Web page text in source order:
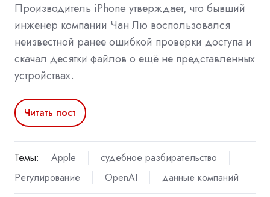
Производитель iPhone утверждает, что бывший
инженер компании Чан Лю воспользовался
неизвестной ранее ошибкой проверки доступа и
скачал десятки файлов о ещё не представленных
устройствах.
Читать пост
Темы: Apple
судебное разбирательство
Регулирование
OpenAI данные компаний